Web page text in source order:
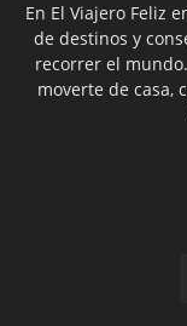
En El Viajero Feliz
de destinos y
recorrer el
moverte de casa,